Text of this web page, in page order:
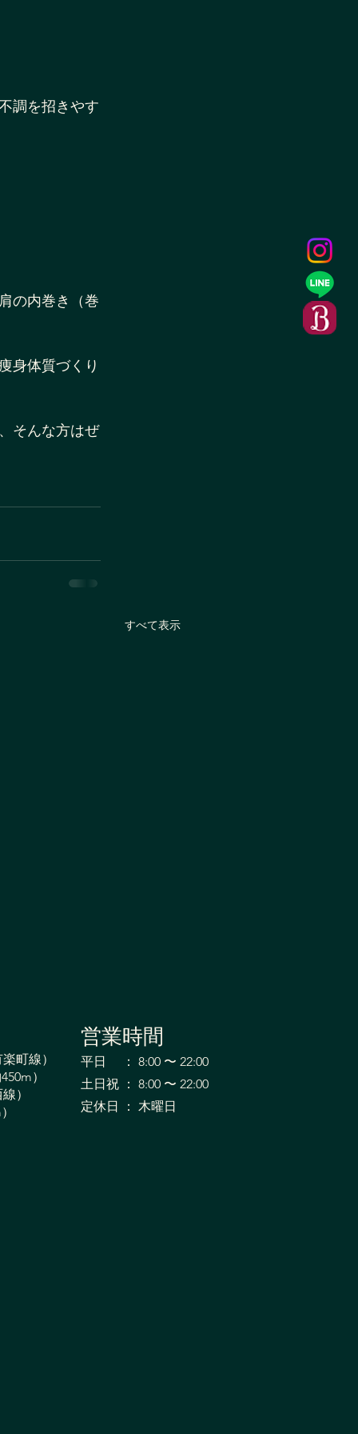
調を招きやす
の内巻き（巻
身体質づくり
そんな方はぜ
すべて表示
の違和感がたった1分で
フォーム修正で快適に
体へ
町線）
）
）
営業時間
平日 ： 8:00 〜 22:00
土日祝 ： 8:00 〜 22:00
​定休日 ： 木曜日